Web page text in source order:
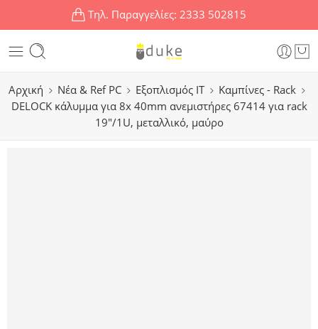
Τηλ. Παραγγελίες: 2333 502815
Αρχική Νέα & Ref PC Εξοπλισμός IT
Καμπίνες - Rack
DELOCK κάλυμμα για 8x 40mm ανεμιστήρες 67414 για rack
19″/1U, μεταλλικό, μαύρο